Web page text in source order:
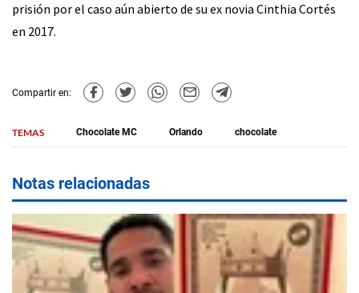
prisión por el caso aún abierto de su ex novia Cinthia Cortés
en 2017.
Compartir en:
TEMAS Chocolate MC Orlando chocolate
Notas relacionadas